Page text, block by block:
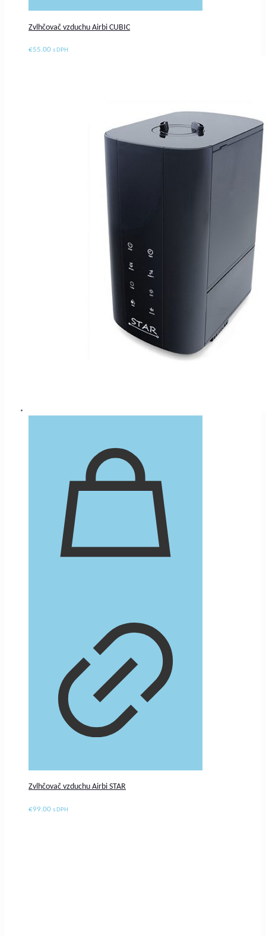
Zvlhčovač vzduchu Airbi CUBIC
€55.00 s DPH
Zvlhčovač vzduchu Airbi STAR
€99.00 s DPH